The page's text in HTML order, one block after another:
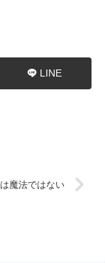
LINE
魔法ではない